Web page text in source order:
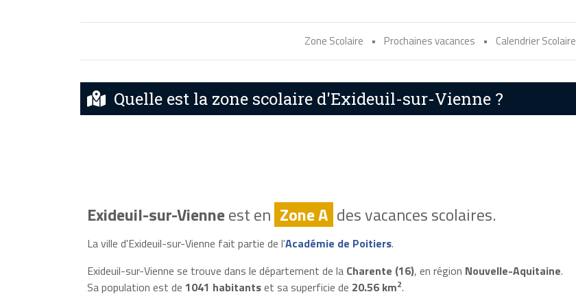
Zone Scolaire • Prochaines vacances • Calendrier Scolaire
Quelle est la zone scolaire d'Exideuil-sur-Vienne ?
Exideuil-sur-Vienneest en Zone A des vacances scolaires.
La ville d'Exideuil-sur-Vienne fait partie de l'Académie de Poitiers.
Exideuil-sur-Vienne se trouve dans le département de la Charente (16), en région Nouvelle-Aquitaine.
Sa population est de 1041 habitantset sa superficie de 20.56 km2.